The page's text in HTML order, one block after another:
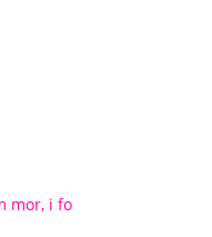
mor, i fo